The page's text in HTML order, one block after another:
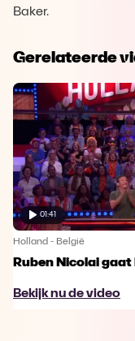
Baker.
Gerelateerde
01:41
Holland - België
Ruben Nicolai gaat
Bekijk nu de video